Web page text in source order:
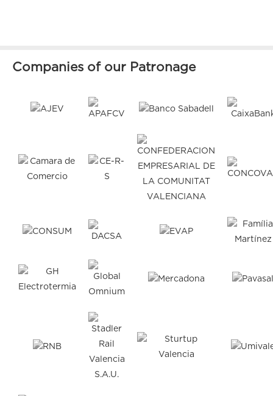
Companies of our Patronage